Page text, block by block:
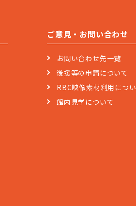
ご意見・お問い合わせ
お問い合わせ先一覧
後援等の申請について
RBC映像素材利用につ
館内見学について